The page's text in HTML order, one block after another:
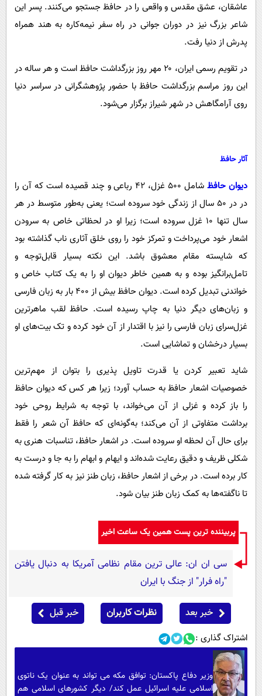
عاشقان، عشق مقدس و واقعی را در حافظ جستجو می‌کنند. پسر این
شاعر بزرگ نیز در دوران جوانی در راه سفر نیمه‌کاره به هند همراه
پدرش از دنیا رفت.
در تقویم رسمی ایران، ۲۰ مهر روز بزرگداشت حافظ است و هر ساله در
این روز مراسم بزرگداشت حافظ با حضور پژوهشگرانی در سراسر دنیا
روی آرامگاهش در شهر شیراز برگزار می‌شود.
آثار حافظ
دیوان حافظ
شامل ۵۰۰ غزل، ۴۲ رباعی و چند قصیده است که آن را
در در ۵۰ سال از زندگی خود سروده است؛ یعنی به‌طور متوسط در هر
سال تنها ۱۰ غزل سروده است؛ زیرا او در لحظاتی خاص به سرودن
اشعار خود می‌پرداخت و تمرکز خود را روی خلق آثاری ناب گذاشته بود
که شایسته مقام معشوق باشد. این نکته بسیار قابل‌توجه و
تامل‌برانگیز بوده و به همین خاطر دیوان او را به یک کتاب خاص و
خواندنی تبدیل کرده است. دیوان حافظ بیش از ۴۰۰ بار به زبان فارسی
و زبان‌های دیگر دنیا به چاپ رسیده است. حافظ لقب ماهرترین
غزل‌سرای زبان فارسی را نیز با اقتدار از آن خود کرده و تک بیت‌های او
بسیار درخشان و تماشایی است.
شاید تعبیر کردن یا قدرت تاویل پذیری را بتوان از مهم‌ترین
خصوصیات اشعار حافظ به حساب آورد؛ زیرا هر کس که دیوان حافظ
را باز کرده و غزلی از آن می‌خواند، با توجه به شرایط روحی خود
برداشت متفاوتی از آن می‌کند؛ به‌گونه‌ای که حافظ آن شعر را فقط
برای حال آن لحظه او سروده است. در اشعار حافظ، تناسبات هنری به
شکلی ظریف و دقیق رعایت شده‌اند و ایهام و ابهام را به جا و درست به
کار برده است. در برخی از اشعار حافظ، زبان طنز نیز به کار گرفته شده
تا ناگفته‌ها به کمک زبان طنز بیان شود.
پربیننده ترین پست همین یک ساعت اخیر
سی ان ان: عالی ترین مقام نظامی آمریکا به دنبال یافتن
"راه فرار" از جنگ با ایران
خبر بعد نظرات کاربران خبر قبل
اشتراک گذاری :
وزیر دفاع پاکستان: توافق مکه می تواند به عنوان یک ناتوی
اسلامی علیه اسرائیل عمل کند/ دیگر کشورهای اسلامی هم